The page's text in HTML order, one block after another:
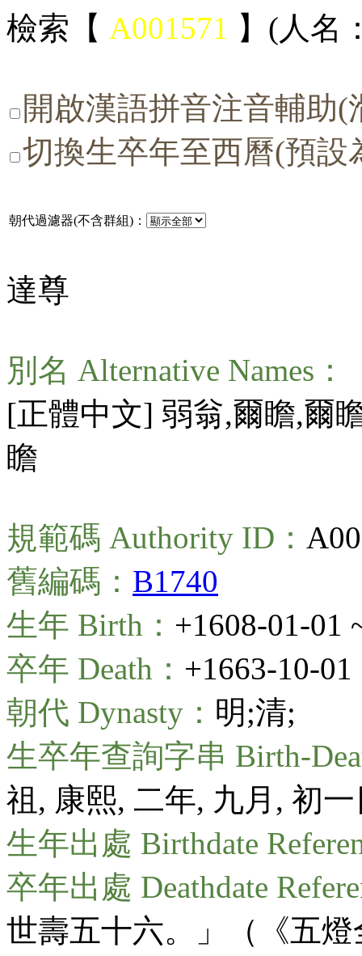
檢索【 A001571 】(人名
開啟漢語拼音注音輔助
切換生卒年至西曆(預設
朝代過濾器(不含群組)：
達尊
別名 Alternative Names：
[正體中文] 弱翁,爾瞻,爾
瞻
規範碼 Authority ID：
舊編碼： B1740
生年 Birth： +1608-01-01
卒年 Death： +1663-10-01
朝代 Dynasty： 明;清;
生卒年查詢字串 Birth-
祖, 康熙, 二年, 九月, 初
生年出處 Birthdate
卒年出處 Deathdate
世壽五十六。」（《五